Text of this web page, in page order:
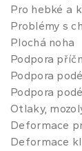
Pro hebké a
Problémy s
Plochá noha
Podpora
Podpora
Podpora
Otlaky,
Deformace
Deformace